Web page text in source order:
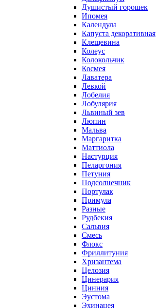
Душистый горошек
Ипомея
Календула
Капуста декоративная
Клещевина
Колеус
Колокольчик
Космея
Лаватера
Левкой
Лобелия
Лобулярия
Львиный зев
Люпин
Мальва
Маргаритка
Маттиола
Настурция
Пеларгония
Петуния
Подсолнечник
Портулак
Примула
Разные
Рудбекия
Сальвия
Смесь
Флокс
Фриллитуния
Хризантема
Целозия
Цинерария
Цинния
Эустома
Эхинацея